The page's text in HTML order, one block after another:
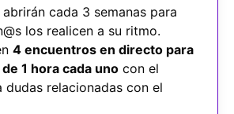
cada 3 semanas para
los realicen a su ritmo.
4 encuentros en directo para
1 hora cada uno con el
dudas relacionadas con el